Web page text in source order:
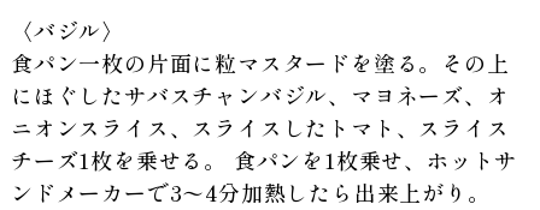
〈バジル〉
食パン一枚の片面に粒マスタードを塗る。その上
にほぐしたサバスチャンバジル、マヨネーズ、オ
ニオンスライス、スライスしたトマト、スライス
チーズ1枚を乗せる。 食パンを1枚乗せ、ホットサ
ンドメーカーで3〜4分加熱したら出来上がり。